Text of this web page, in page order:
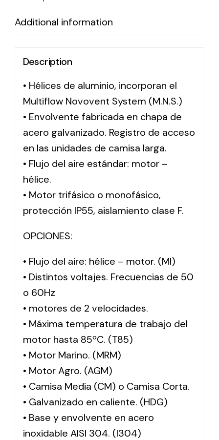
Solar lighting
Additional information
Description
• Hélices de aluminio, incorporan el
Multiflow Novovent System (M.N.S.)
• Envolvente fabricada en chapa de
acero galvanizado. Registro de acceso
en las unidades de camisa larga.
• Flujo del aire estándar: motor –
hélice.
• Motor trifásico o monofásico,
protección IP55, aislamiento clase F.
OPCIONES:
• Flujo del aire: hélice – motor. (MI)
• Distintos voltajes. Frecuencias de 50
o 60Hz
• motores de 2 velocidades.
• Máxima temperatura de trabajo del
motor hasta 85ºC. (T85)
• Motor Marino. (MRM)
• Motor Agro. (AGM)
• Camisa Media (CM) o Camisa Corta.
• Galvanizado en caliente. (HDG)
• Base y envolvente en acero
inoxidable AISI 304. (I304)